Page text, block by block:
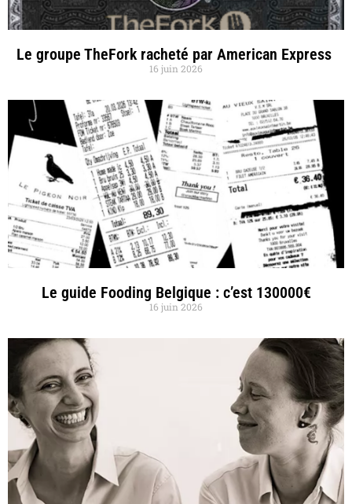
Le groupe TheFork racheté par American Express
16 juin 2026
Le guide Fooding Belgique : c’est 130000€
16 juin 2026